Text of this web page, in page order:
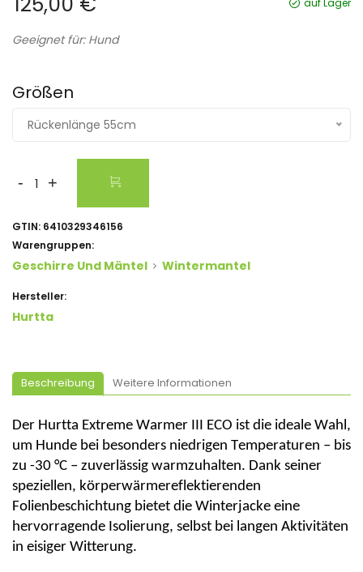
auf Lager
Geeignet für: Hund
Größen
Rückenlänge 55cm
- +
GTIN: 6410329346156
Warengruppen:
Geschirre Und Mäntel Wintermantel
Hersteller:
Hurtta
Beschreibung Weitere Informationen
Der Hurtta Extreme Warmer III ECO ist die ideale Wahl,
um Hunde bei besonders niedrigen Temperaturen – bis
zu -30 °C – zuverlässig warmzuhalten. Dank seiner
speziellen, körperwärmereflektierenden
Folienbeschichtung bietet die Winterjacke eine
hervorragende Isolierung, selbst bei langen Aktivitäten
in eisiger Witterung.